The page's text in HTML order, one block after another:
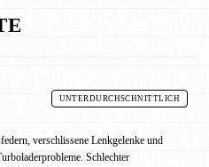
UNTERDURCHSCHNITTLICH
verschlissene Lenkgelenke und
Schlechter